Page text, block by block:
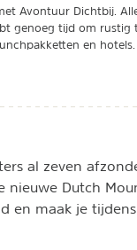
Avontuur Dichtbij.
genoeg tijd om rustig
en hotels.
al zeven
nieuwe Dutch
en maak je